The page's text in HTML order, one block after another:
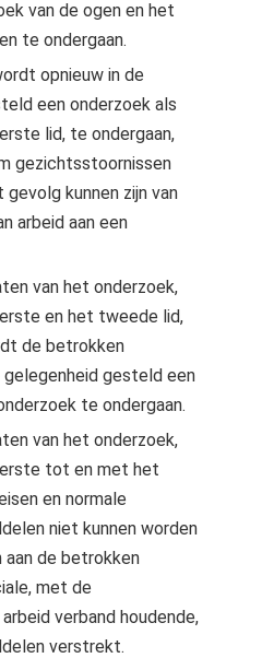
van de ogen en het
te ondergaan.
opnieuw in de
een onderzoek als
lid, te ondergaan,
gezichtsstoornissen
kunnen zijn van
arbeid aan een
van het onderzoek,
en het tweede lid,
de betrokken
gelegenheid gesteld een
te ondergaan.
van het onderzoek,
tot en met het
en normale
niet kunnen worden
aan de betrokken
met de
verband houdende,
verstrekt.